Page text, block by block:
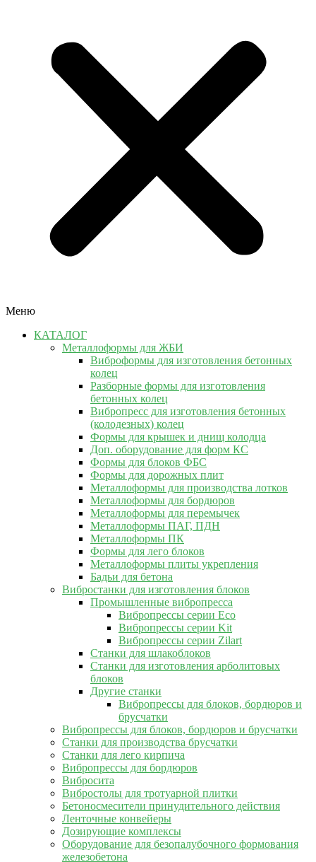
Меню
КАТАЛОГ
Металлоформы для ЖБИ
Виброформы для изготовления бетонных
колец
Разборные формы для изготовления
бетонных колец
Вибропресс для изготовления бетонных
(колодезных) колец
Формы для крышек и днищ колодца
Доп. оборудование для форм КС
Формы для блоков ФБС
Формы для дорожных плит
Металлоформы для производства лотков
Металлоформы для бордюров
Металлоформы для перемычек
Металлоформы ПАГ, ПДН
Металлоформы ПК
Формы для лего блоков
Металлоформы плиты укрепления
Бадьи для бетона
Вибростанки для изготовления блоков
Промышленные вибропресса
Вибропрессы серии Eco
Вибропрессы серии Kit
Вибропрессы серии Zilart
Станки для шлакоблоков
Станки для изготовления арболитовых
блоков
Другие станки
Вибропрессы для блоков, бордюров и
брусчатки
Вибропрессы для блоков, бордюров и брусчатки
Станки для производства брусчатки
Станки для лего кирпича
Вибропрессы для бордюров
Вибросита
Вибростолы для тротуарной плитки
Бетоносмесители принудительного действия
Ленточные конвейеры
Дозирующие комплексы
Оборудование для безопалубочного формования
железобетона